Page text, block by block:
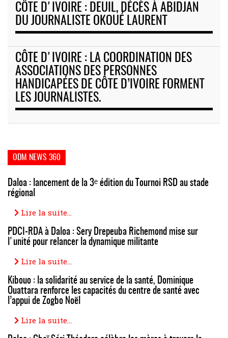
CÔTE D'IVOIRE : DEUIL, DÉCÈS À ABIDJAN
DU JOURNALISTE OKOUÉ LAURENT
CÔTE D'IVOIRE : LA COORDINATION DES
ASSOCIATIONS DES PERSONNES
HANDICAPÉES DE CÔTE D’IVOIRE FORMENT
LES JOURNALISTES.
ODM NEWS 360
Daloa : lancement de la 3ᵉ édition du Tournoi RSD au stade
régional
Lire la suite...
PDCI-RDA à Daloa : Sery Drepeuba Richemond mise sur
l'unité pour relancer la dynamique militante
Lire la suite...
Kibouo : la solidarité au service de la santé, Dominique
Ouattara renforce les capacités du centre de santé avec
l’appui de Zogbo Noël
Lire la suite...